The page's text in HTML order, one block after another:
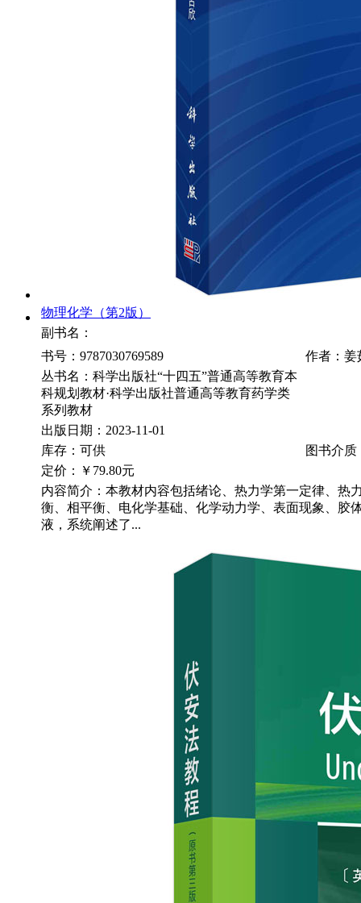
物理化学（第2版）
副书名：
书号：9787030769589
作者：姜
丛书名：科学出版社“十四五”普通高等教育本
科规划教材·科学出版社普通高等教育药学类
系列教材
出版日期：2023-11-01
库存：可供
图书介质
定价：
￥79.80元
内容简介：本教材内容包括绪论、热力学第一定律、热
衡、相平衡、电化学基础、化学动力学、表面现象、胶
液，系统阐述了...